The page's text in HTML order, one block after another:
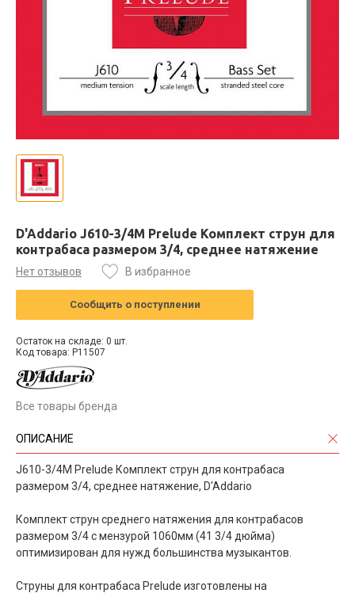
D'Addario J610-3/4M Prelude Комплект струн для
контрабаса размером 3/4, среднее натяжение
Нет отзывов В избранное
Сообщить о поступлении
Остаток на складе: 0 шт.
Код товара: P11507
Все товары бренда
ОПИСАНИЕ
J610-3/4M Prelude Комплект струн для контрабаса
размером 3/4, среднее натяжение, D'Addario
Комплект струн среднего натяжения для контрабасов
размером 3/4 с мензурой 1060мм (41 3/4 дюйма)
оптимизирован для нужд большинства музыкантов.
Струны для контрабаса Prelude изготовлены на